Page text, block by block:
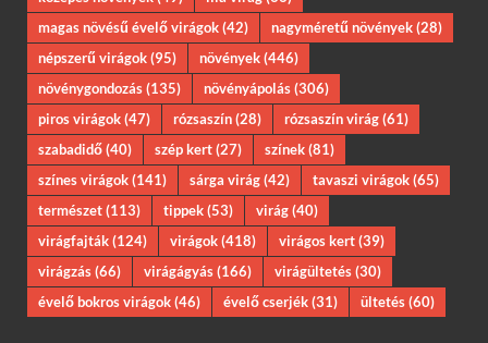
magas növésű évelő virágok(42) nagyméretű növények(28)
népszerű virágok(95) növények(446)
növénygondozás(135) növényápolás(306)
piros virágok(47) rózsaszín(28) rózsaszín virág(61)
szabadidő(40) szép kert(27) színek(81)
színes virágok(141) sárga virág(42) tavaszi virágok(65)
természet(113) tippek(53) virág(40)
virágfajták(124) virágok(418) virágos kert(39)
virágzás(66) virágágyás(166) virágültetés(30)
évelő bokros virágok(46) évelő cserjék(31) ültetés(60)